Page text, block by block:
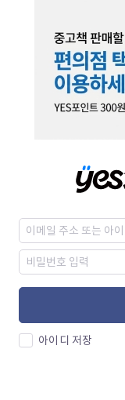
아이디 저장